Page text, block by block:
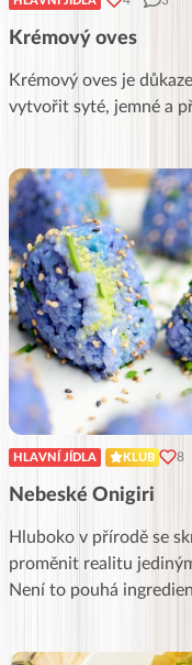
Krémový oves
Krémový oves je
vytvořit syté, jemné a
HLAVNÍ JÍDLA KLUB 8
Nebeské Onigiri
Hluboko v přírodě se
proměnit realitu
Není to pouhá